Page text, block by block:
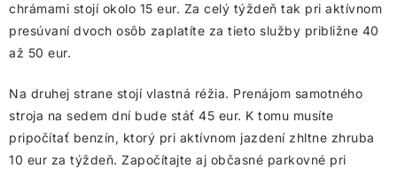
chrámami stojí okolo 15 eur. Za celý týždeň tak pri aktívnom
presúvaní dvoch osôb zaplatíte za tieto služby približne 40
až 50 eur.
Na druhej strane stojí vlastná réžia. Prenájom samotného
stroja na sedem dní bude stáť 45 eur. K tomu musíte
pripočítať benzín, ktorý pri aktívnom jazdení zhltne zhruba
10 eur za týždeň. Započítajte aj občasné parkovné pri